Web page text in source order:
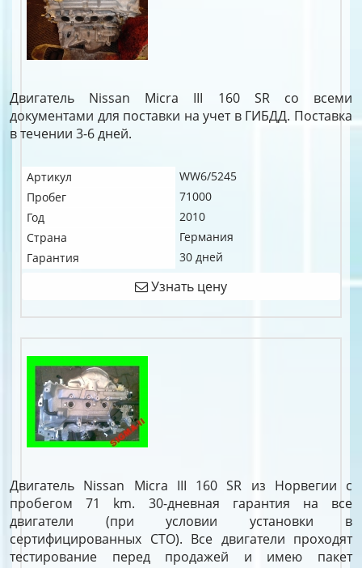
Двигатель Nissan Micra III 160 SR со всеми
документами для поставки на учет в ГИБДД. Поставка
в течении 3-6 дней.
Артикул
WW6/5245
Пробег
71000
Год
2010
Страна
Германия
Гарантия
30 дней
Узнать цену
Двигатель Nissan Micra III 160 SR из Норвегии с
пробегом 71 km. 30-дневная гарантия на все
двигатели (при условии установки в
сертифицированных СТО). Все двигатели проходят
тестирование перед продажей и имею пакет